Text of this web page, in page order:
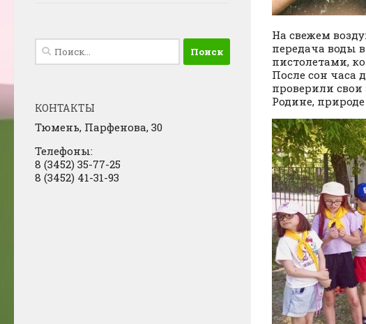
На свежем
передача воды
пистолетами,
После сон часа
проверили
Родине,
Найти:
КОНТАКТЫ
Тюмень, Парфенова, 30
Телефоны:
8 (3452) 35-77-25
8 (3452) 41-31-93